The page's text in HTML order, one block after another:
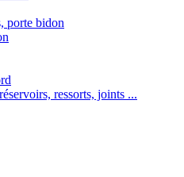
porte bidon
ressorts, joints ...